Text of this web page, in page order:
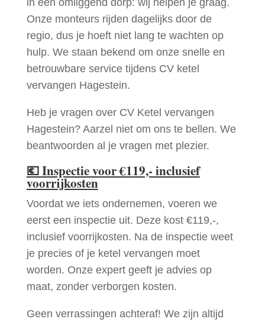
in een omliggend dorp: wij helpen je graag.
Onze monteurs rijden dagelijks door de
regio, dus je hoeft niet lang te wachten op
hulp. We staan bekend om onze snelle en
betrouwbare service tijdens CV ketel
vervangen Hagestein.
Heb je vragen over CV Ketel vervangen
Hagestein? Aarzel niet om ons te bellen. We
beantwoorden al je vragen met plezier.
💶Inspectie voor €119,- inclusief
voorrijkosten
Voordat we iets ondernemen, voeren we
eerst een inspectie uit. Deze kost €119,-,
inclusief voorrijkosten. Na de inspectie weet
je precies of je ketel vervangen moet
worden. Onze expert geeft je advies op
maat, zonder verborgen kosten.
Geen verrassingen achteraf! We zijn altijd